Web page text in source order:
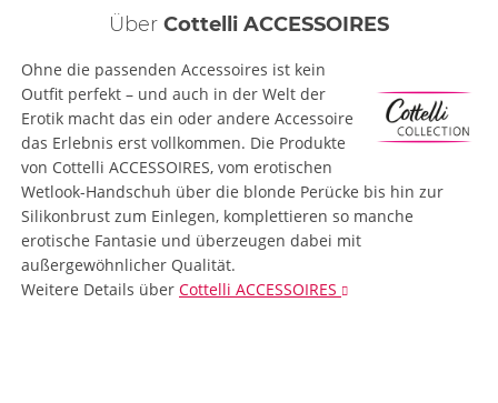
Über Cottelli ACCESSOIRES
Ohne die passenden Accessoires ist kein
Outfit perfekt – und auch in der Welt der
Erotik macht das ein oder andere Accessoire
das Erlebnis erst vollkommen. Die Produkte
von Cottelli ACCESSOIRES, vom erotischen
Wetlook-Handschuh über die blonde Perücke bis hin zur
Silikonbrust zum Einlegen, komplettieren so manche
erotische Fantasie und überzeugen dabei mit
außergewöhnlicher Qualität.
Weitere Details über Cottelli ACCESSOIRES